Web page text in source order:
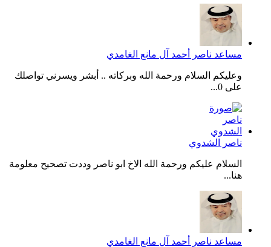
مساعد ناصر أحمد آل مانع الغامدي
وعليكم السلام ورحمة الله وبركاته .. أبشر ويسرني تواصلك
على 0...
ناصر الشدوي
السلام عليكم ورحمة الله الاخ ابو ناصر وددت تصحيح معلومة
هنا...
مساعد ناصر أحمد آل مانع الغامدي